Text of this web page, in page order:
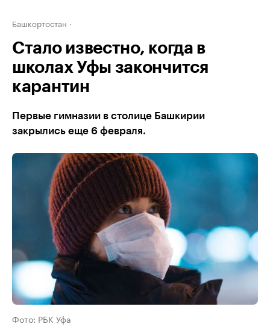
Башкортостан
Стало известно, когда в
школах Уфы закончится
карантин
Первые гимназии в столице Башкирии
закрылись еще 6 февраля.
Фото: РБК Уфа